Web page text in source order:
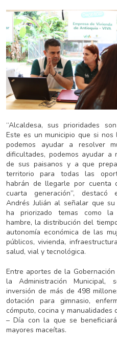
“Alcaldesa, sus prioridades
Este es un municipio que si nos
podemos ayudar a resolver
dificultades, podemos ayudar a
de sus paisanos y a que
territorio para todas las
habrán de llegarle por cuenta
cuarta generación”, destacó
Andrés Julián al señalar que su
ha priorizado temas como la
hambre, la distribución del
autonomía económica de las
públicos, vivienda,
salud, vial y tecnológica.
Entre aportes de la
la Administración Municipal,
inversión de más de 498
dotación para gimnasio,
cómputo, cocina y manualidades
– Día con la que se
mayores maceítas.